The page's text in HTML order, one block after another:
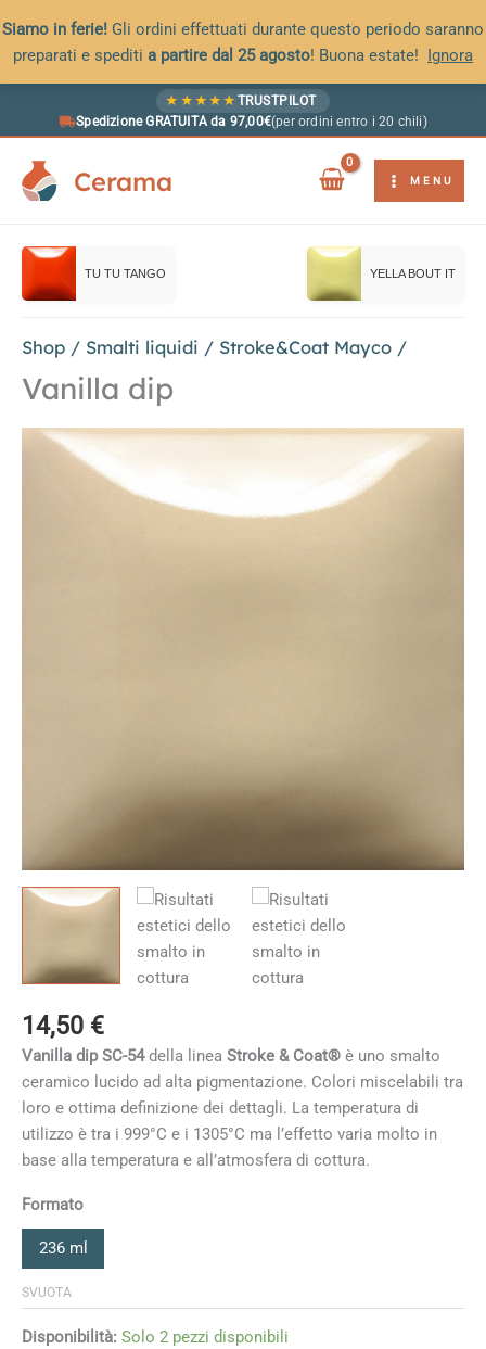
Siamo in ferie! Gli ordini effettuati durante questo periodo saranno
preparati e spediti a partire dal 25 agosto! Buona estate! Ignora
★ ★ ★ ★ ★ TRUSTPILOT
Spedizione GRATUITA da 97,00€(per ordini entro i 20 chili)
Cerama MENU
TU TU TANGO YELLA BOUT IT
Shop / Smalti liquidi / Stroke&Coat Mayco /
Vanilla dip
14,50 €
Vanilla dip SC-54della linea Stroke & Coat® è uno smalto
ceramico lucido ad alta pigmentazione. Colori miscelabili tra
loro e ottima definizione dei dettagli. La temperatura di
utilizzo è tra i 999°C e i 1305°C ma l’effetto varia molto in
base alla temperatura e all’atmosfera di cottura.
Formato
236 ml
SVUOTA
Disponibilità: Solo 2 pezzi disponibili